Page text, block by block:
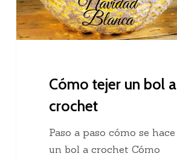
crochet
Cómo tejer un bol a
crochet
Paso a paso cómo se hace
un bol a crochet Cómo